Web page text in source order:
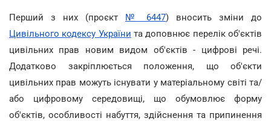
Перший з них (проєкт № 6447) вносить зміни до
Цивільного кодексу України та доповнює перелік об'єктів
цивільних прав новим видом об'єктів - цифрові речі.
Додатково закріплюється положення, що об'єкти
цивільних прав можуть існувати у матеріальному світі та/
або цифровому середовищі, що обумовлює форму
об'єктів, особливості набуття, здійснення та припинення